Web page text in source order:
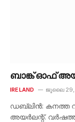
ബാങ്ക് ഓഫ്
IRELAND ജൂലൈ 29,
ഡബ്ലിൻ: കനത്ത
അയർലന്റ്.